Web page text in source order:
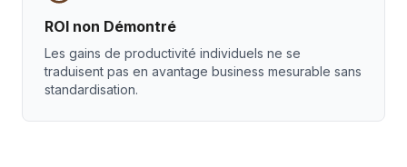
ROI non Démontré
Les gains de productivité individuels ne se
traduisent pas en avantage business mesurable sans
standardisation.